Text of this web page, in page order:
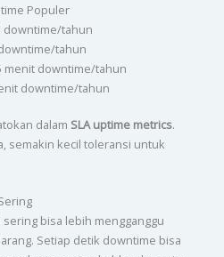
Populer
downtime/tahun
tahun
menit downtime/tahun
downtime/tahun
dalam SLA uptime metrics.
semakin kecil toleransi untuk
bisa lebih mengganggu
Setiap detik downtime bisa